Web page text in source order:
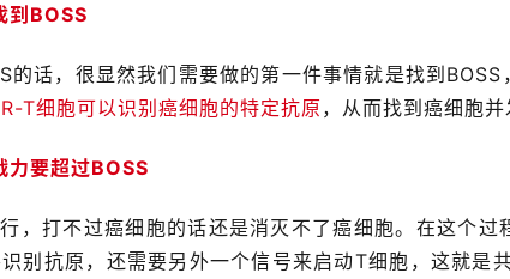
到BOSS
的话，很显然我们需要做的第一件事情就是找到
T细胞可以识别癌细胞的特定抗原 ，从而找到癌细胞并
力要超过BOSS
，打不过癌细胞的话还是消灭不了癌细胞。在这个过
别抗原，还需要另外一个信号来启动T细胞，这就是